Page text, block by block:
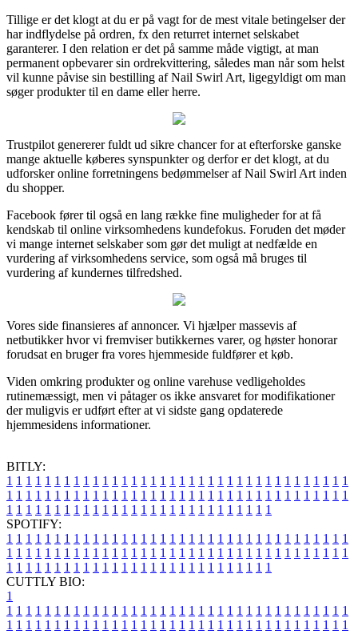
Tillige er det klogt at du er på vagt for de mest vitale betingelser der
har indflydelse på ordren, fx den returret internet selskabet
garanterer. I den relation er det på samme måde vigtigt, at man
permanent opbevarer sin ordrekvittering, således man når som helst
vil kunne påvise sin bestilling af Nail Swirl Art, ligegyldigt om man
søger produkter til en dame eller herre.
Trustpilot genererer fuldt ud sikre chancer for at efterforske ganske
mange aktuelle køberes synspunkter og derfor er det klogt, at du
udforsker online forretningens bedømmelser af Nail Swirl Art inden
du shopper.
Facebook fører til også en lang række fine muligheder for at få
kendskab til online virksomhedens kundefokus. Foruden det møder
vi mange internet selskaber som gør det muligt at nedfælde en
vurdering af virksomhedens service, som også må bruges til
vurdering af kundernes tilfredshed.
Vores side finansieres af annoncer. Vi hjælper massevis af
netbutikker hvor vi fremviser butikkernes varer, og høster honorar
forudsat en bruger fra vores hjemmeside fuldfører et køb.
Viden omkring produkter og online varehuse vedligeholdes
rutinemæssigt, men vi påtager os ikke ansvaret for modifikationer
der muligvis er udført efter at vi sidste gang opdaterede
hjemmesidens informationer.
BITLY:
1 1 1 1 1 1 1 1 1 1 1 1 1 1 1 1 1 1 1 1 1 1 1 1 1 1 1 1 1 1 1 1 1 1 1 1
1 1 1 1 1 1 1 1 1 1 1 1 1 1 1 1 1 1 1 1 1 1 1 1 1 1 1 1 1 1 1 1 1 1 1 1
1 1 1 1 1 1 1 1 1 1 1 1 1 1 1 1 1 1 1 1 1 1 1 1 1 1 1 1
SPOTIFY:
1 1 1 1 1 1 1 1 1 1 1 1 1 1 1 1 1 1 1 1 1 1 1 1 1 1 1 1 1 1 1 1 1 1 1 1
1 1 1 1 1 1 1 1 1 1 1 1 1 1 1 1 1 1 1 1 1 1 1 1 1 1 1 1 1 1 1 1 1 1 1 1
1 1 1 1 1 1 1 1 1 1 1 1 1 1 1 1 1 1 1 1 1 1 1 1 1 1 1 1
CUTTLY BIO:
1
1 1 1 1 1 1 1 1 1 1 1 1 1 1 1 1 1 1 1 1 1 1 1 1 1 1 1 1 1 1 1 1 1 1 1 1
1 1 1 1 1 1 1 1 1 1 1 1 1 1 1 1 1 1 1 1 1 1 1 1 1 1 1 1 1 1 1 1 1 1 1 1